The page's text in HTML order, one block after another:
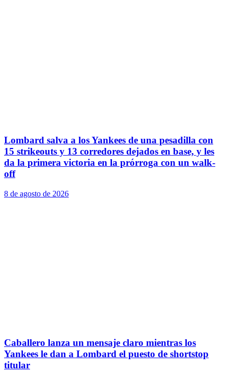
Lombard salva a los Yankees de una pesadilla con
15 strikeouts y 13 corredores dejados en base, y les
da la primera victoria en la prórroga con un walk-
off
8 de agosto de 2026
Caballero lanza un mensaje claro mientras los
Yankees le dan a Lombard el puesto de shortstop
titular